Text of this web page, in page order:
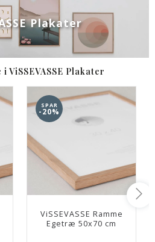
Plakater
ViSSEVASSE Plakater
SPAR
-20%
ViSSEVASSE Ramme
Egetræ 50x70 cm